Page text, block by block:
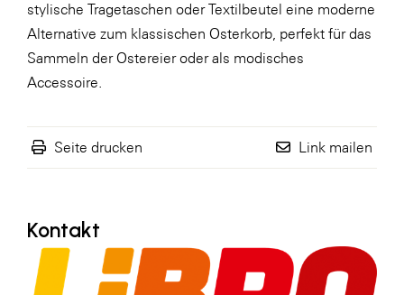
Media
stylische Tragetaschen oder Textilbeutel eine moderne
Alternative zum klassischen Osterkorb, perfekt für das
Sammeln der Ostereier oder als modisches
Accessoire.
Seite drucken Link mailen
Kontakt